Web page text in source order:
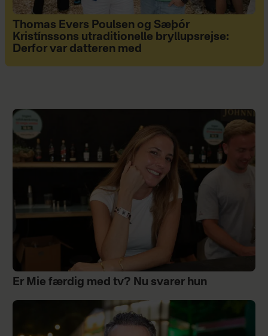
Thomas Evers Poulsen og Sæþór
Kristínssons utraditionelle bryllupsrejse:
Derfor var datteren med
Er Mie færdig med tv? Nu svarer hun